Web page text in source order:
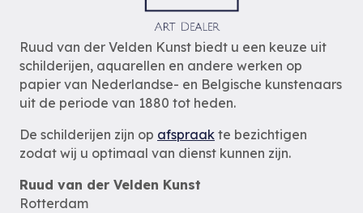
Ruud van der Velden Kunst biedt u een keuze uit
schilderijen, aquarellen en andere werken op
papier van Nederlandse- en Belgische kunstenaars
uit de periode van 1880 tot heden.
De schilderijen zijn op afspraak te bezichtigen
zodat wij u optimaal van dienst kunnen zijn.
Ruud van der Velden Kunst
Rotterdam